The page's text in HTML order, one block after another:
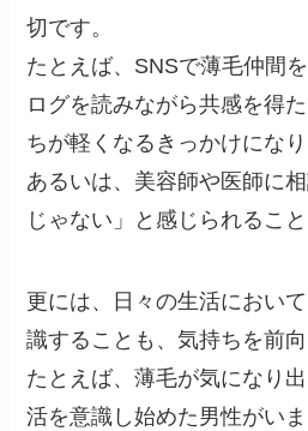
切です。
たとえば、SNSで薄毛仲間
ログを読みながら共感を得
ちが軽くなるきっかけになり
あるいは、美容師や医師に
じゃない」と感じられること
更には、日々の生活におい
識することも、気持ちを前
たとえば、薄毛が気になり
活を意識し始めた男性がいま